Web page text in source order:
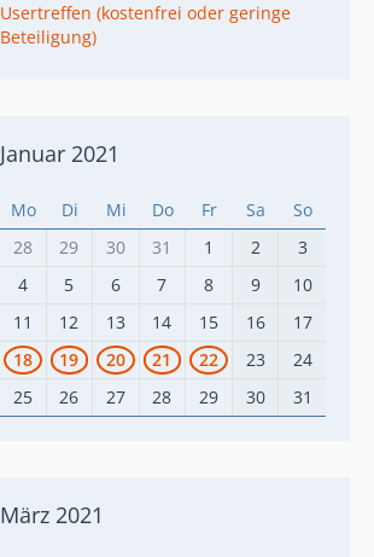
Usertreffen (kostenfrei oder geringe
Beteiligung)
Januar 2021
Mo Di Mi Do Fr Sa
So
28
29 30 31 1 2
3
4
5 6 7 8 9
10
11
12 13 14 15 16
17
18
19 20 21 22 23
24
25
26 27 28 29 30 31
März 2021